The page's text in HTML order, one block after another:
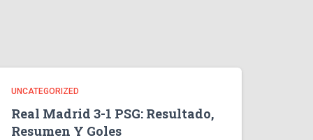
UNCATEGORIZED
Real Madrid 3-1 PSG: Resultado,
Resumen Y Goles